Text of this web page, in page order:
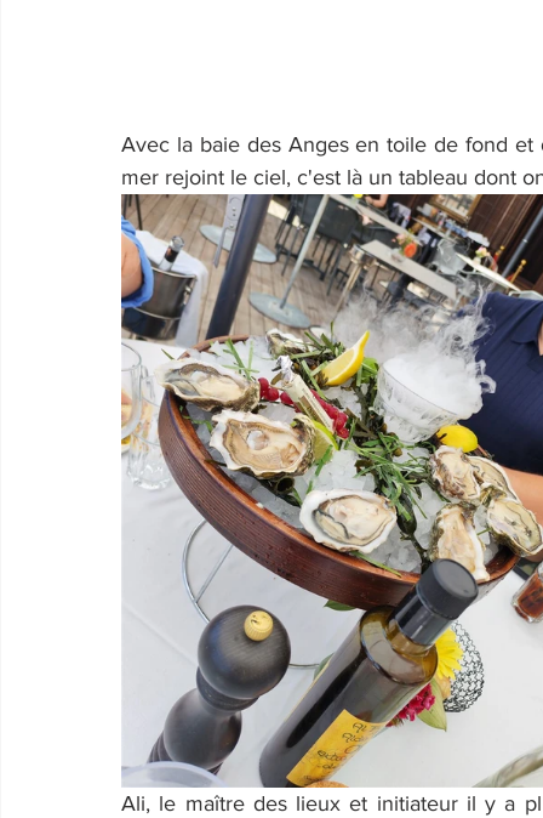
Avec la baie des Anges en toile de fond
mer rejoint le ciel, c'est là un tableau dont
Ali, le maître des lieux et initiateur il y a